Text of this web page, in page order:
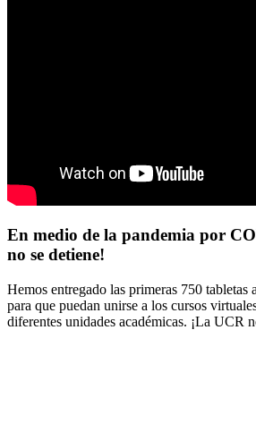
En medio de la pandemia por
no se detiene!
Hemos entregado las primeras 750 tabletas
para que puedan unirse a los cursos
diferentes unidades académicas. ¡La UCR